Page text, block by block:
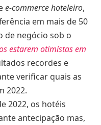
e-commerce hoteleiro,
em mais de 50
de negócio sob o
estarem otimistas em
recordes e
verificar quais as
2022.
2022, os hotéis
antecipação mas,